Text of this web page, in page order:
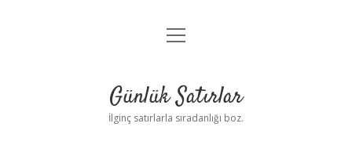
Anasayfa
Yasal Uyarı
menüyü
Günlük Satırlar
İlginç satırlarla sıradanlığı boz.